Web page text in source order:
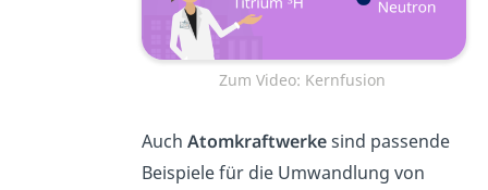
Zum Video: Kernfusion
AuchAtomkraftwerkesind passende
Beispiele für die Umwandlung von